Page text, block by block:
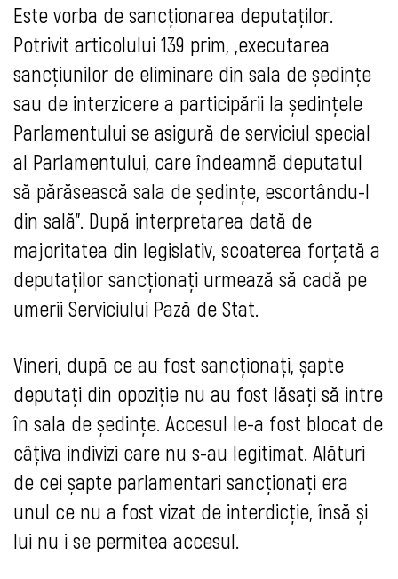
Este vorba de sancţionarea deputaţilor.
Potrivit articolului 139 prim, „executarea
sancțiunilor de eliminare din sala de ședințe
sau de interzicere a participării la ședințele
Parlamentului se asigură de serviciul special
al Parlamentului, care îndeamnă deputatul
să părăsească sala de ședințe, escortându-l
din sală”. După interpretarea dată de
majoritatea din legislativ, scoaterea forțată a
deputaților sancționați urmează să cadă pe
umerii Serviciului Pază de Stat.
Vineri, după ce au fost sancționați, șapte
deputați din opoziție nu au fost lăsați să intre
în sala de ședințe. Accesul le-a fost blocat de
câţiva indivizi care nu s-au legitimat. Alături
de cei șapte parlamentari sancționați era
unul ce nu a fost vizat de interdicție, însă și
lui nu i se permitea accesul.